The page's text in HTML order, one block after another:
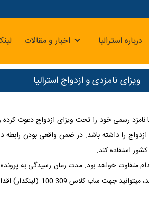
درباره استرالیا اخبار و مقالات
ویزای نامزدی و ازدواج استرالیا
یا نامزد رسمی خود را تحت ویزای ازدواج
را داشته باشد. در ضمن واقعی بودن
استفاده کند.
متفاوت خواهد بود. مدت زمان رسیدگی به
باشید می توانید جهت ساب